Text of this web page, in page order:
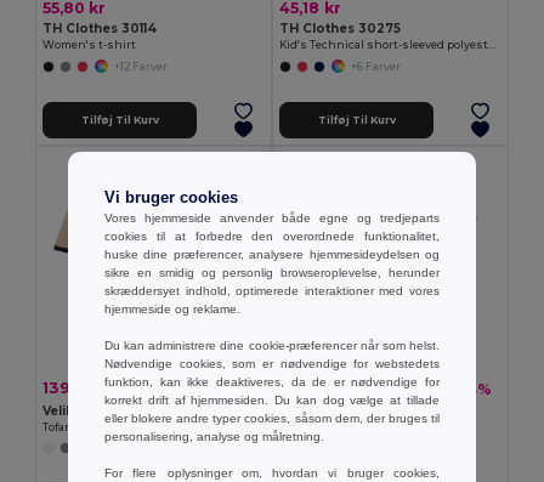
55,80 kr
TH Clothes 30114
Women's t-shirt
+12 Farver
Tilføj Til Kurv
45,18 kr
TH Clothes 30275
Kid's Technical short-sleeved polyester T-shirt
+6 Farver
Tilføj Til Kurv
139,83 kr 208,28 kr -33%
Velilla 36148
108,54 kr 140,26 kr -23%
TH Clothes 30262
Women's polo shirt
Vi bruger cookies
Vores hjemmeside anvender både egne og tredjeparts
cookies til at forbedre den overordnede funktionalitet,
huske dine præferencer, analysere hjemmesideydelsen og
sikre en smidig og personlig browseroplevelse, herunder
skræddersyet indhold, optimerede interaktioner med vores
hjemmeside og reklame.
Du kan administrere dine cookie-præferencer når som helst.
Nødvendige cookies, som er nødvendige for webstedets
funktion, kan ikke deaktiveres, da de er nødvendige for
korrekt drift af hjemmesiden. Du kan dog vælge at tillade
eller blokere andre typer cookies, såsom dem, der bruges til
personalisering, analyse og målretning.
For flere oplysninger om, hvordan vi bruger cookies,